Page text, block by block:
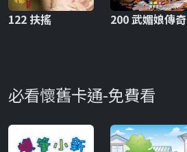
122 扶搖 200 武媚娘傳奇
必看懷舊卡通-免費看